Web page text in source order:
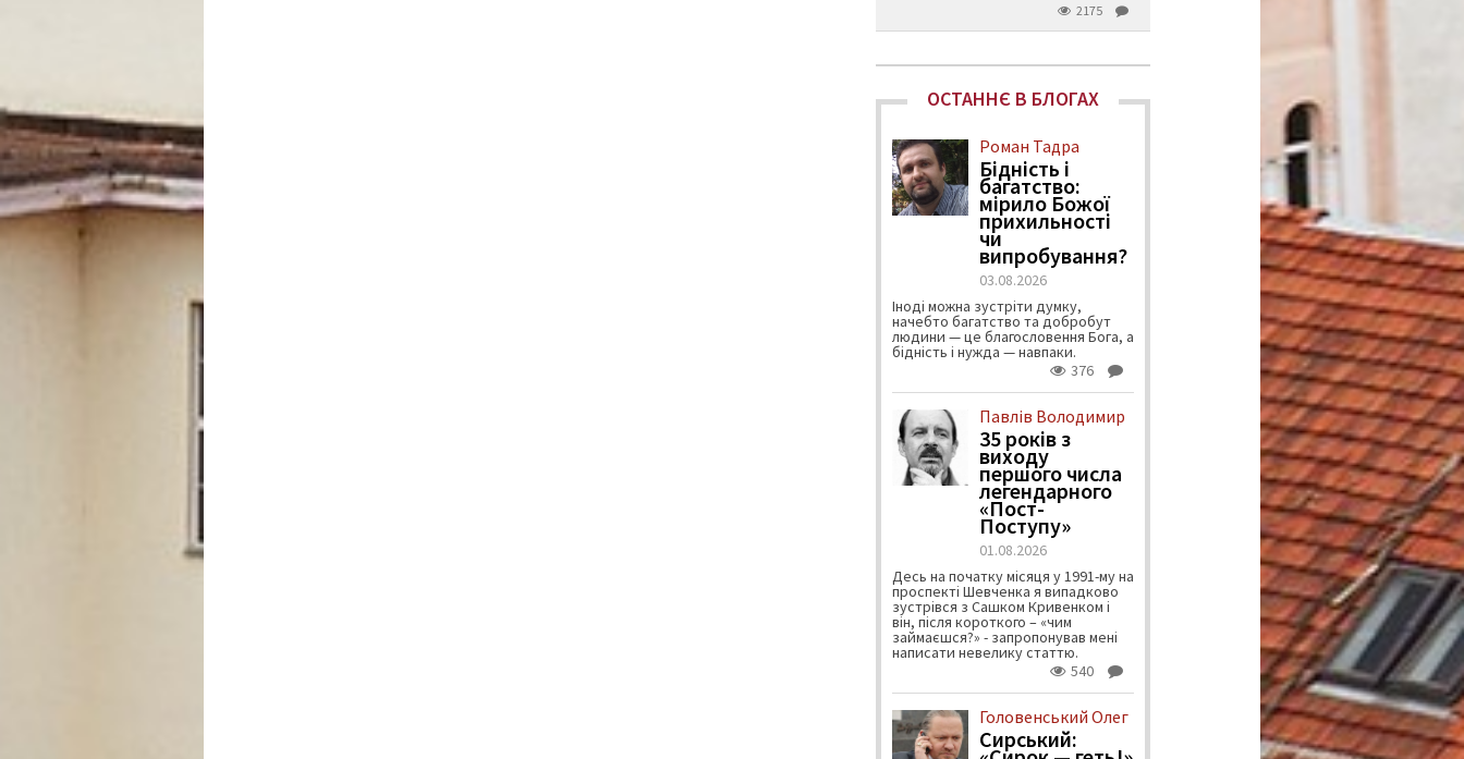
2175
ОСТАННЄ В БЛОГАХ
Роман Тадра
Бідність і
багатство:
мірило Божої
прихильності
чи
випробування?
03.08.2026
Іноді можна зустріти думку,
начебто багатство та добробут
людини — це благословення Бога, а
бідність і нужда — навпаки.
376
Павлів Володимир
35 років з
виходу
першого числа
легендарного
«Пост-
Поступу»
01.08.2026
Десь на початку місяця у 1991-му на
проспекті Шевченка я випадково
зустрівся з Сашком Кривенком і
він, після короткого – «чим
займаєшся?» - запропонував мені
написати невелику статтю.
540
Головенський Олег
Сирський: